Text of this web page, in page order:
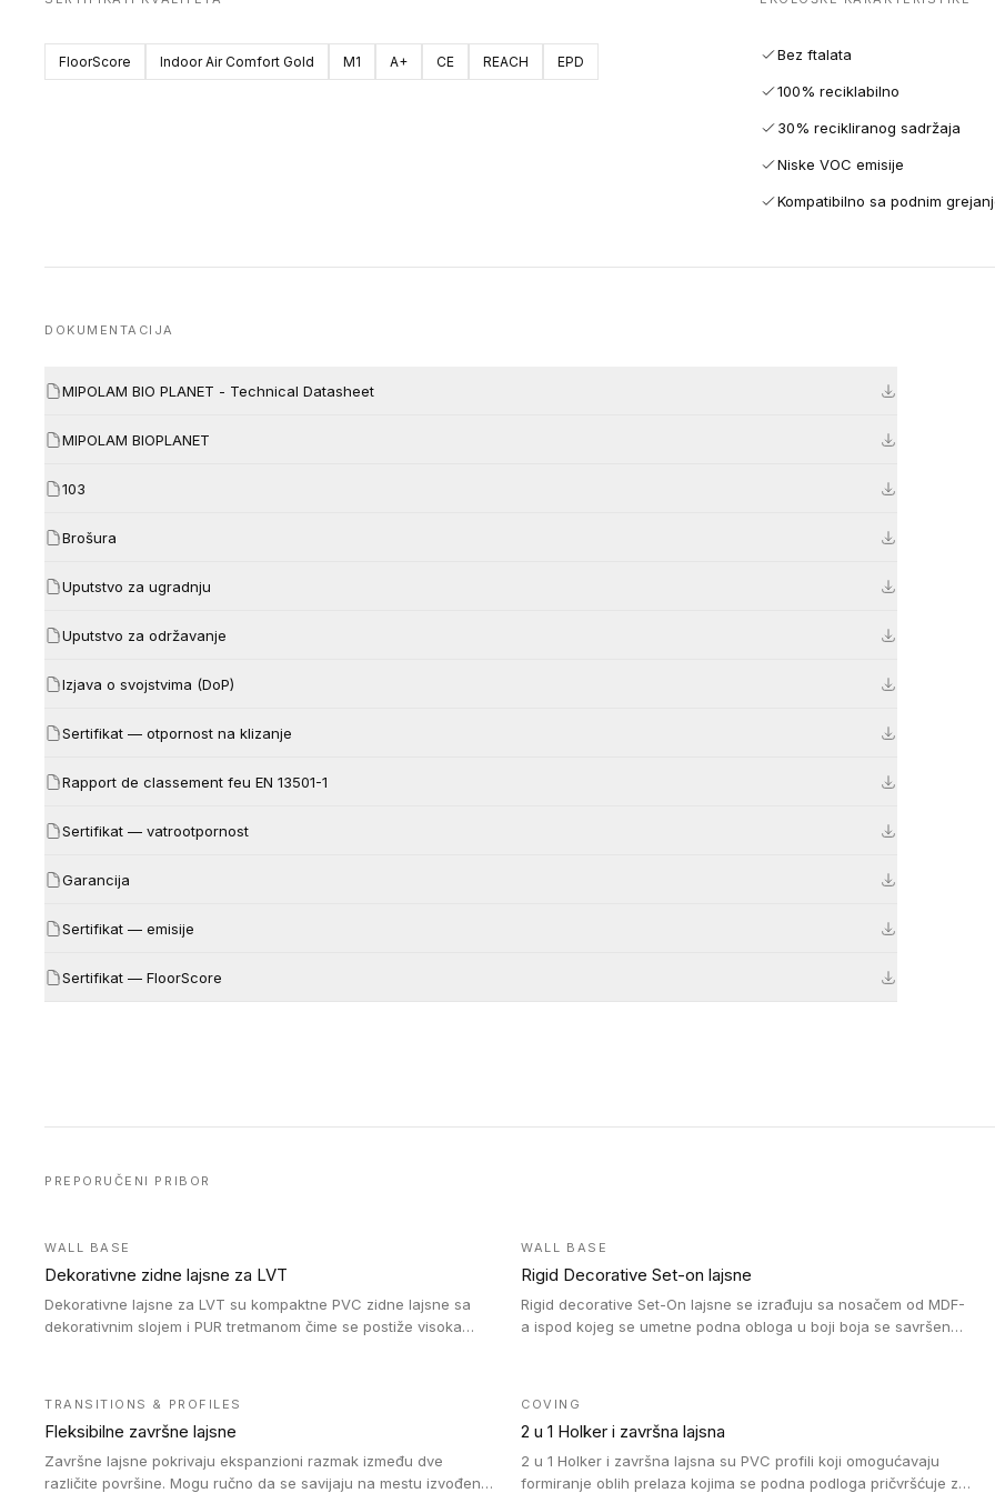
FloorScore Indoor Air Comfort Gold M1 A+ CE REACH EPD Bez ftalata
100% reciklabilno
30% recikliranog sadržaja
Niske VOC emisije
Kompatibilno sa podnim
DOKUMENTACIJA
MIPOLAM BIO PLANET - Technical Datasheet
MIPOLAM BIOPLANET
103
Brošura
Uputstvo za ugradnju
Uputstvo za održavanje
Izjava o svojstvima (DoP)
Sertifikat — otpornost na klizanje
Rapport de classement feu EN 13501-1
Sertifikat — vatrootpornost
Garancija
Sertifikat — emisije
Sertifikat — FloorScore
PREPORUČENI PRIBOR
WALL BASE
Dekorativne zidne lajsne za LVT
Dekorativne lajsne za LVT su kompaktne PVC zidne lajsne sa
dekorativnim slojem i PUR tretmanom čime se postiže visoka
WALL BASE
Rigid Decorative Set-on lajsne
Rigid decorative Set-On lajsne se izrađuju sa nosačem od MDF-
a ispod kojeg se umetne podna obloga u boji boja se savršeno
TRANSITIONS & PROFILES
Fleksibilne završne lajsne
Završne lajsne pokrivaju ekspanzioni razmak između dve
različite površine. Mogu ručno da se savijaju na mestu izvođenja
COVING
2 u 1 Holker i završna lajsna
2 u 1 Holker i završna lajsna su PVC profili koji omogućavaju
formiranje oblih prelaza kojima se podna podloga pričvršćuje za